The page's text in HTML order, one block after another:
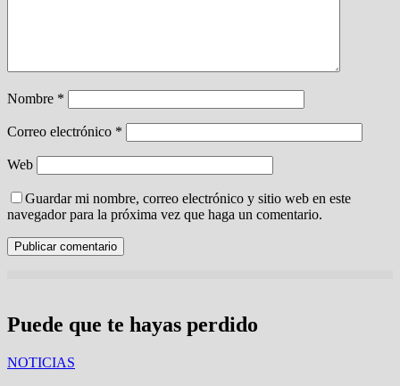
Nombre *
Correo electrónico *
Web
Guardar mi nombre, correo electrónico y sitio web en este
navegador para la próxima vez que haga un comentario.
Puede que te hayas perdido
NOTICIAS